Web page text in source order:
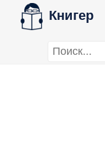
Книгер